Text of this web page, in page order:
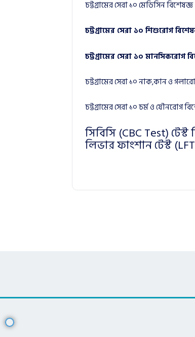
চট্টগ্রামের সেরা ১০ মেডিসিন বিশেষজ্ঞ
চট্টগ্রামের সেরা ১০ শিশুরোগ
চট্টগ্রামের সেরা ১০ মানসিকরোগ
চট্টগ্রামের সেরা ১০ নাক,কান ও
চট্টগ্রামের সেরা ১০ চর্ম ও যৌনরোগ
সিবিসি (CBC Test)
লিভার ফাংশান টেস্ট